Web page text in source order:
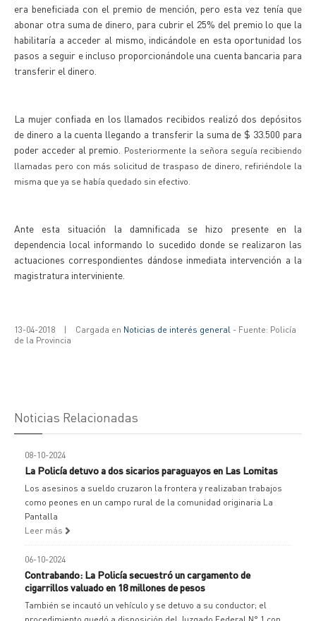
era beneficiada con el premio de mención, pero esta vez tenía que
abonar otra suma de dinero, para cubrir el 25% del premio lo que la
habilitaría a acceder al mismo, indicándole en esta oportunidad los
pasos a seguir e incluso proporcionándole una cuenta bancaria para
transferir el dinero.
La mujer confiada en los llamados recibidos realizó dos depósitos
de dinero a la cuenta llegando a transferir la suma de $ 33.500 para
poder acceder al premio.
Posteriormente la señora seguía recibiendo
llamadas pero con más solicitud de traspaso de dinero, refiriéndole la
misma que ya se había quedado sin efectivo.
Ante esta situación la damnificada se hizo presente en la
dependencia local informando lo sucedido donde se realizaron las
actuaciones correspondientes dándose inmediata intervención a la
magistratura interviniente.
13-04-2018 | Cargada en Noticias de interés general - Fuente: Policía
de la Provincia
Noticias Relacionadas
08-10-2024
La Policía detuvo a dos sicarios paraguayos en Las Lomitas
Los asesinos a sueldo cruzaron la frontera y realizaban trabajos
como peones en un campo rural de la comunidad originaria La
Pantalla
Leer más
06-10-2024
Contrabando: La Policía secuestró un cargamento de
cigarrillos valuado en 18 millones de pesos
También se incautó un vehículo y se detuvo a su conductor; el